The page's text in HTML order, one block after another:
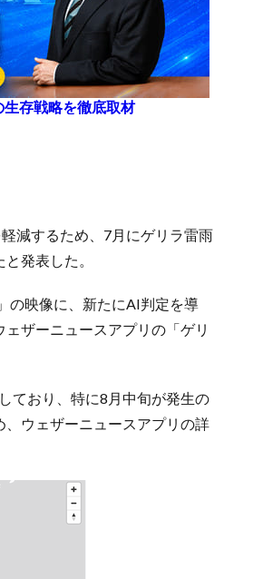
存戦略を徹底取材
減するため、7月にゲリラ雷雨
発表した。
の映像に、新たにAI判定を導
ザーニュースアプリの「ゲリ
ており、特に8月中旬が発生の
ウェザーニュースアプリの詳